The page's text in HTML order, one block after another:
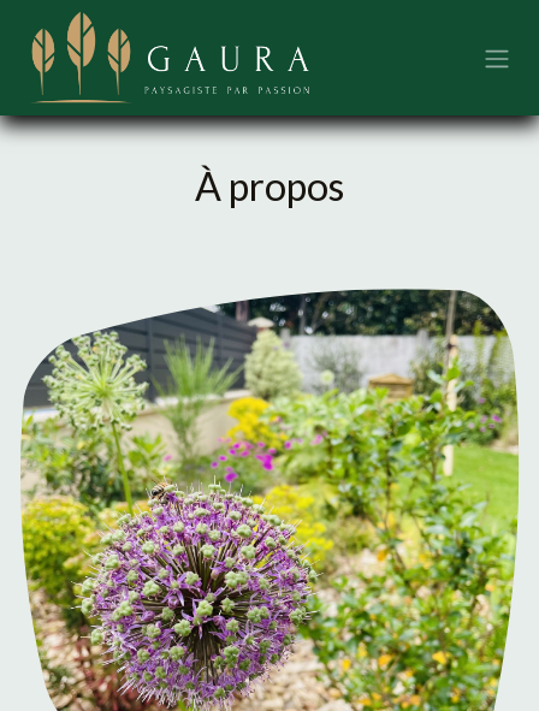
Se rendre au contenu
À propos